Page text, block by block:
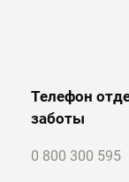
Телефон
заботы
0 800 300 595